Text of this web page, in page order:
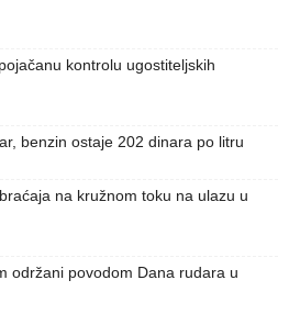
kontrolu ugostiteljskih
benzin ostaje 202 dinara po litru
na kružnom toku na ulazu u
održani povodom Dana rudara u